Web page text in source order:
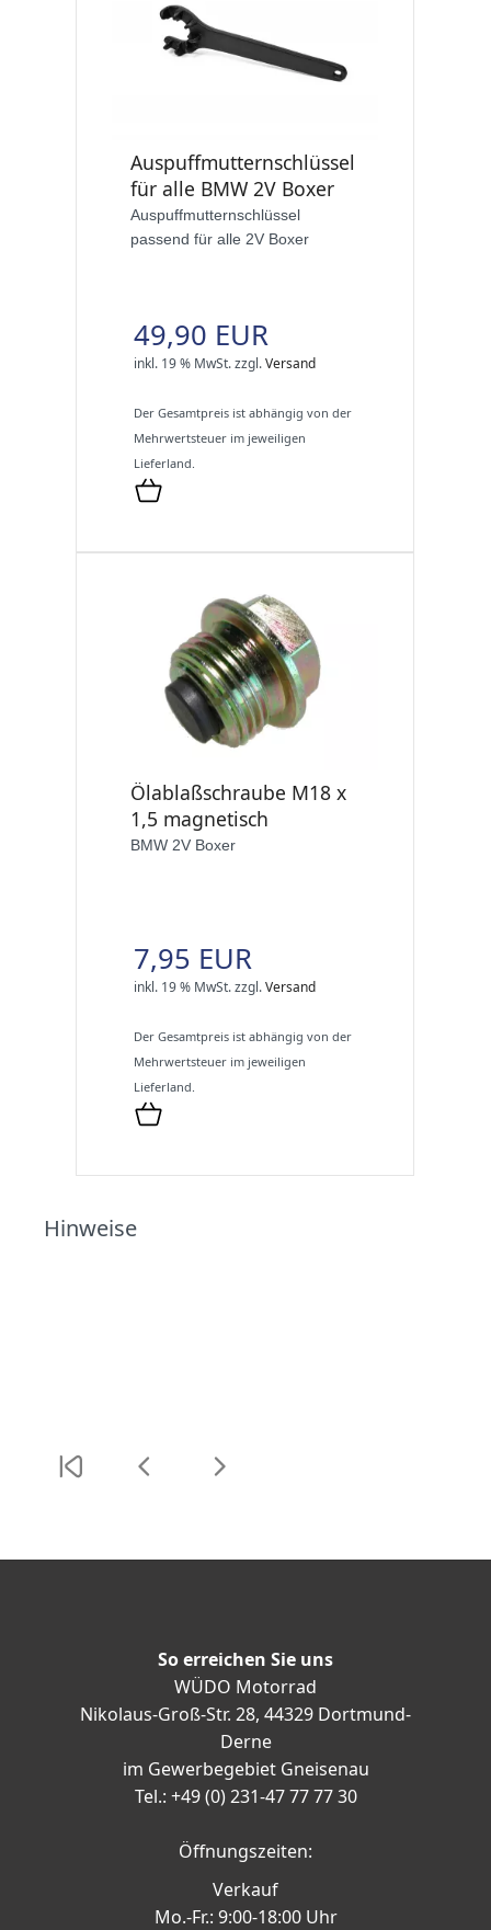
Auspuffmutternschlüssel
für alle BMW 2V Boxer
Auspuffmutternschlüssel
passend für alle 2V Boxer
49,90 EUR
inkl. 19 % MwSt.zzgl.Versand
Der Gesamtpreis ist abhängig von der
Mehrwertsteuer im jeweiligen
Lieferland.
Ölablaßschraube M18 x
1,5 magnetisch
BMW 2V Boxer
7,95 EUR
inkl. 19 % MwSt.zzgl.Versand
Der Gesamtpreis ist abhängig von der
Mehrwertsteuer im jeweiligen
Lieferland.
Hinweise
So erreichen Sie uns
WÜDO Motorrad
Nikolaus-Groß-Str. 28, 44329 Dortmund-
Derne
im Gewerbegebiet Gneisenau
Tel.: +49 (0) 231-47 77 77 30
Öffnungszeiten:
Verkauf
Mo.-Fr.: 9:00-18:00 Uhr